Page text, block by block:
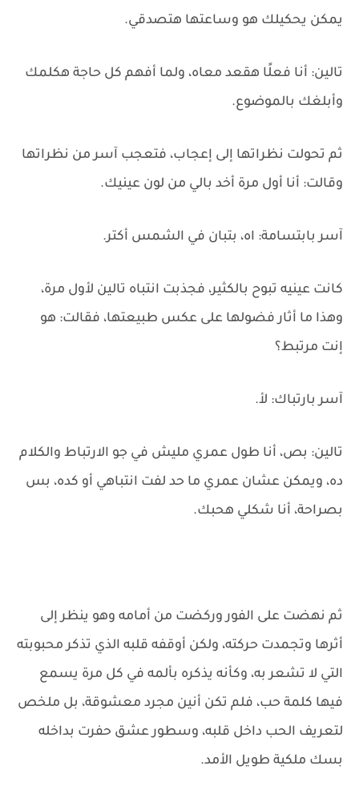
يمكن يحكيلك هو وساعتها هتصدقي.
تالين: أنا فعلًا هقعد معاه، ولما أفهم كل حاجة هكلمك
وأبلغك بالموضوع.
ثم تحولت نظراتها إلى إعجاب، فتعجب آسر من نظراتها
وقالت: أنا أول مرة أخد بالي من لون عينيك.
آسر بابتسامة: اه، بتبان في الشمس أكتر.
كانت عينيه تبوح بالكثير، فجذبت انتباه تالين لأول مرة،
وهذا ما أثار فضولها على عكس طبيعتها، فقالت: هو
إنت مرتبط؟
آسر بارتباك: لأ.
تالين: بص، أنا طول عمري مليش في جو الارتباط والكلام
ده، ويمكن عشان عمري ما حد لفت انتباهي أو كده، بس
بصراحة، أنا شكلي هحبك.
ثم نهضت على الفور وركضت من أمامه وهو ينظر إلى
أثرها وتجمدت حركته، ولكن أوقفه قلبه الذي تذكر محبوبته
التي لا تشعر به، وكأنه يذكره بألمه في كل مرة يسمع
فيها كلمة حب، فلم تكن أنين مجرد معشوقة، بل ملخص
لتعريف الحب داخل قلبه، وسطور عشق حفرت بداخله
بسك ملكية طويل الأمد.